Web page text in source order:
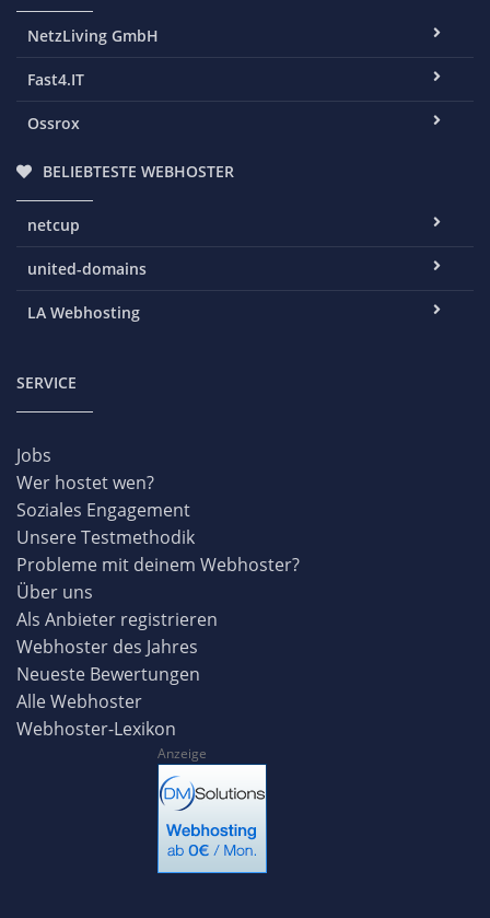
NetzLiving GmbH
Fast4.IT
Ossrox
BELIEBTESTE WEBHOSTER
netcup
united-domains
LA Webhosting
SERVICE
Jobs
Wer hostet wen?
Soziales Engagement
Unsere Testmethodik
Probleme mit deinem Webhoster?
Über uns
Als Anbieter registrieren
Webhoster des Jahres
Neueste Bewertungen
Alle Webhoster
Webhoster-Lexikon
Anzeige